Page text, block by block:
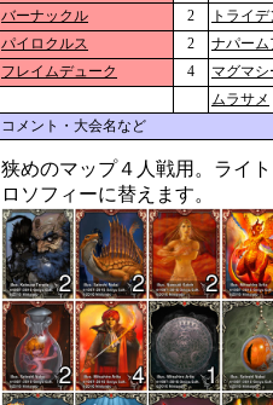
バーナックル
2
トライ
パイロクルス
2
ナパーム
フレイムデューク
4
マグマ
ムラサメ
コメント・大会名など
狭めのマップ４人戦用。ライ
ロソフィーに替えます。